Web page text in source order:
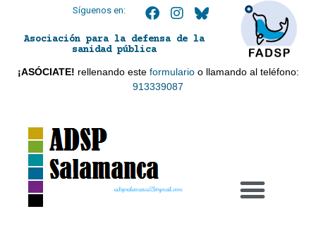
Síguenos en:
Asociación para la defensa de la
sanidad pública
¡ASÓCIATE! rellenando este formularioo llamando al teléfono:
913339087
adspsalamanca21@gmail.com